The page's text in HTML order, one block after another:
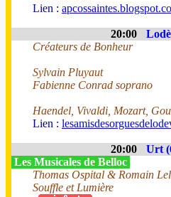
Lien :
20:00
Créateurs de Bonheur
Sylvain Pluyaut
Fabienne Conrad soprano
Haendel, Vivaldi, Mozart,
Lien :
20:00 Urt
Les Musicales de Belloc
Thomas Ospital & Romain
Souffle et Lumière